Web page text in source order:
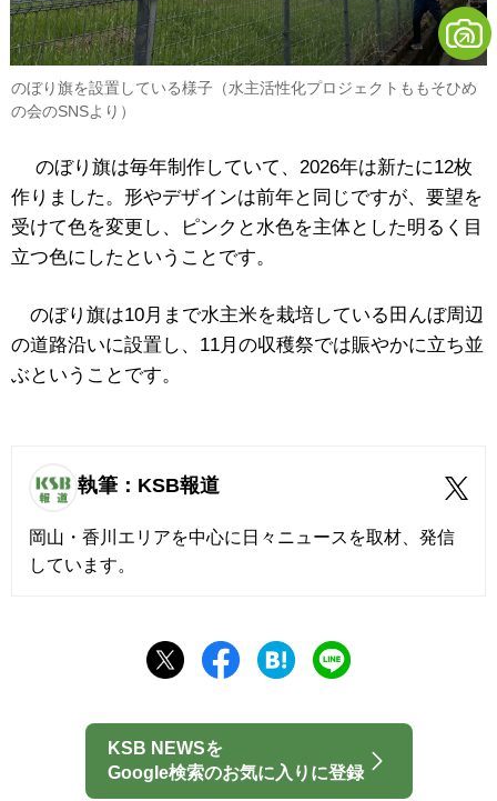
のぼり旗を設置している様子（水主活性化プロジェクトももそひめ
の会のSNSより）
のぼり旗は毎年制作していて、2026年は新たに12枚
作りました。 形やデザインは前年と同じですが、要望を
受けて色を変更し、ピンクと水色を主体とした明るく目
立つ色にしたということです。
のぼり旗は10月まで水主米を栽培している田んぼ周辺
の道路沿いに設置し、11月の収穫祭では賑やかに立ち並
ぶということです。
執筆：KSB報道
岡山・香川エリアを中心に日々ニュースを取材、発信
しています。
KSB NEWSを
Google検索のお気に入りに登録